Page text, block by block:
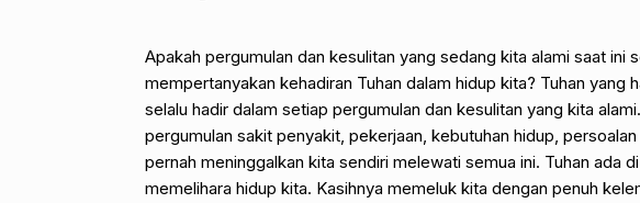
Apakah pergumulan dan kesulitan yang sedang kita alami saat ini
mempertanyakan kehadiran Tuhan dalam hidup kita? Tuhan yang
selalu hadir dalam setiap pergumulan dan kesulitan yang kita
pergumulan sakit penyakit, pekerjaan, kebutuhan hidup,
pernah meninggalkan kita sendiri melewati semua ini. Tuhan ada
memelihara hidup kita. Kasihnya memeluk kita dengan penuh